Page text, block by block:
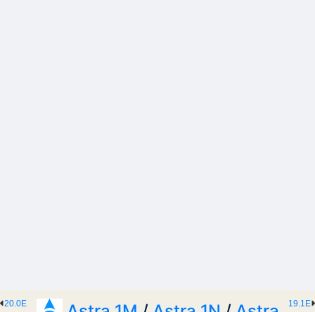
19.1E
20.0E